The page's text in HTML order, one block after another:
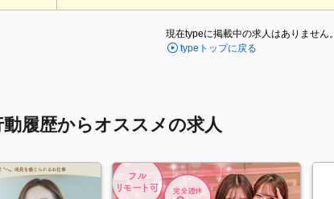
現在typeに掲載中の求人はありません。
typeトップに戻る
履歴からオススメの求人